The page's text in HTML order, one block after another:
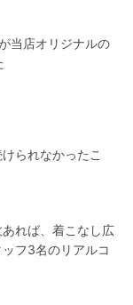
当店オリジナルの
けられなかったこ
あれば、着こなし広
フ3名のリアルコ